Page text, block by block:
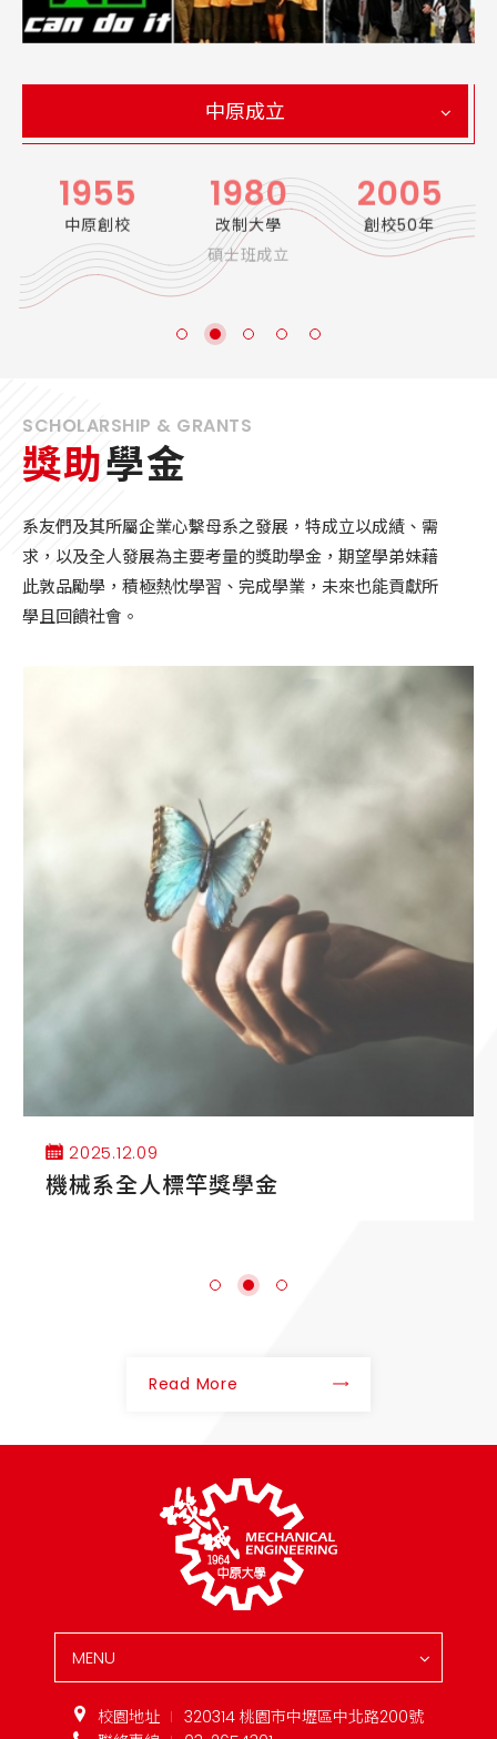
中原成立
1955
中原創校
1980
改制大學
碩士班成立
2005
創校50年
SCHOLARSHIP & GRANTS
獎助學金
系友們及其所屬企業心繫母系之發展，特成立以成績、需
求，以及全人發展為主要考量的獎助學金，期望學弟妹藉
此敦品勵學，積極熱忱學習、完成學業，未來也能貢獻所
學且回饋社會。
標竿獎學金
Read More
MENU
校園地址
320314 桃園市中壢區中北路200號